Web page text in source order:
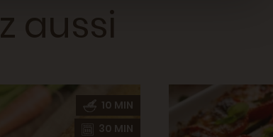
aussi
10 MIN
30 MIN